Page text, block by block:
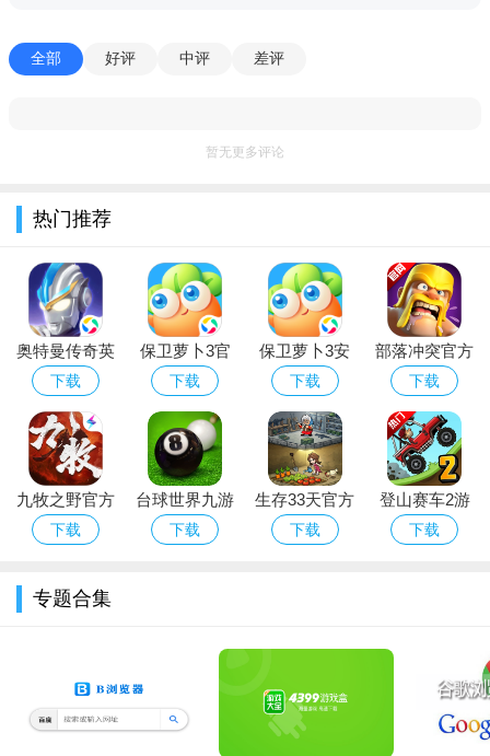
【以指为剑 尽享激爽燃斗】
1 省事的富贵 八天签到
小牛趋势、指数新高，抄底做空啥的一概不懂……富贵有没
有省事的路子？有der！“春风十里”
测试 推出八天签到福利活动，
动动手指即可获得超多奖励！
活动规则
少侠在首次到达稻香村后的12天内累计签到8天，即可获得专
属门派外装和本次测试绝版专属跟宠“念念”等丰厚福利，被领取
后的【跟宠·念念】还可在游戏正式上线后返还哦~
焰火棒，复活药，五门派挂件、武器外观、外装……游戏内
签到即可获得，毫无操作难度，不费心的富贵，谁人不心动噜？
2 温柔的富贵 女儿节活动
息哦）！试问谁不想和花圣宇晴一起闯荡江湖，花间月下呢？
在“女儿节活动”中，只要少侠们积极参与活动，完成指定任
全部 好评 中评 差评
暂无更多评论
热门推荐
奥特曼传奇英
雄安卓正版手
游免费下载安
装
下载
保卫萝卜3官
网游戏正版下
载
下载
保卫萝卜3安
卓正版手游下
载安装
下载
部落冲突官方
正版游戏安卓
2026最新版
下载
九牧之野官方
正版手游下载
下载
台球世界九游
版免费下载官
下载
生存33天官方
正版手游免费
下载
登山赛车2游
戏免费下载
下载
专题合集